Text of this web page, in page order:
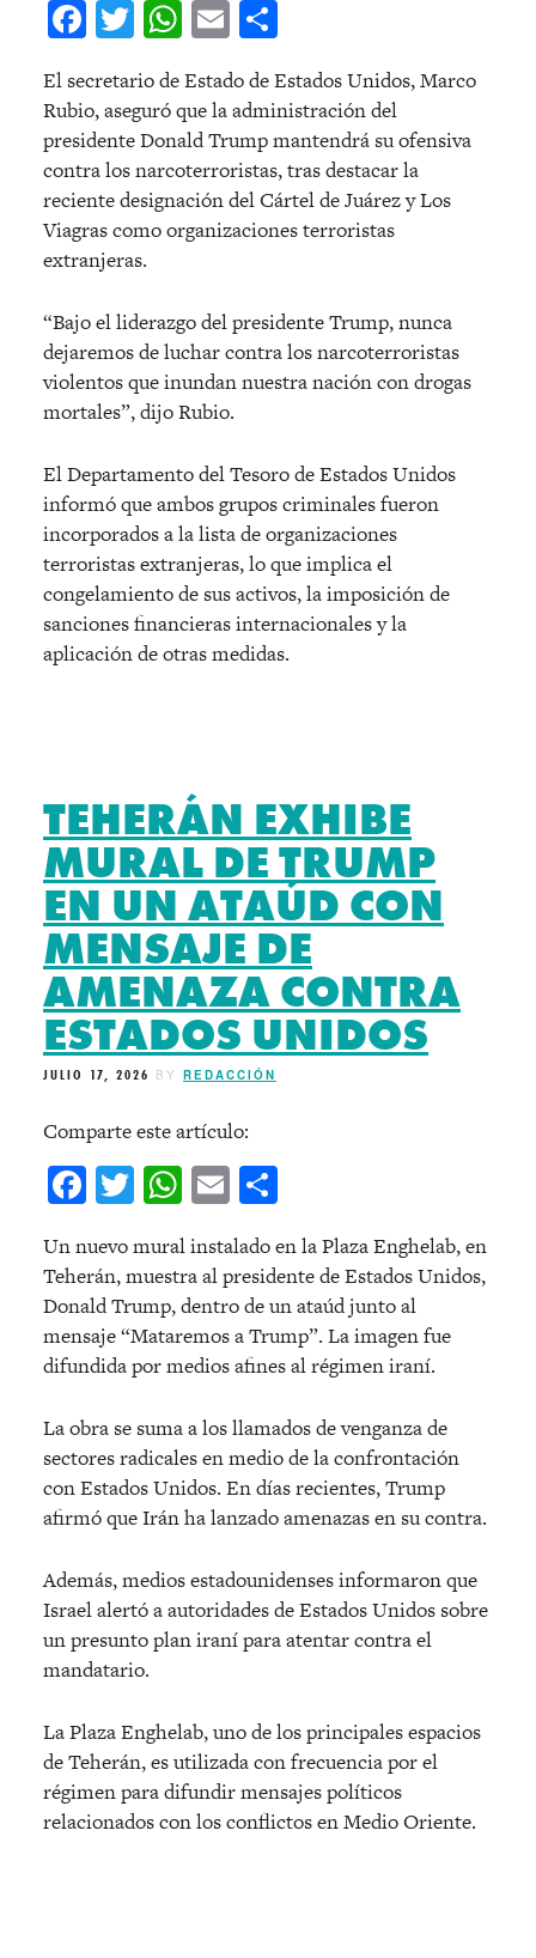
Facebook
Twitter
WhatsApp
Email
El secretario de Estado de Estados Unidos, Marco
Rubio, aseguró que la administración del
presidente Donald Trump mantendrá su ofensiva
contra los narcoterroristas, tras destacar la
reciente designación del Cártel de Juárez y Los
Viagras como organizaciones terroristas
extranjeras.
“Bajo el liderazgo del presidente Trump, nunca
dejaremos de luchar contra los narcoterroristas
violentos que inundan nuestra nación con drogas
mortales”, dijo Rubio.
El Departamento del Tesoro de Estados Unidos
informó que ambos grupos criminales fueron
incorporados a la lista de organizaciones
terroristas extranjeras, lo que implica el
congelamiento de sus activos, la imposición de
sanciones financieras internacionales y la
aplicación de otras medidas.
TEHERÁN EXHIBE
MURAL DE TRUMP
EN UN ATAÚD CON
MENSAJE DE
AMENAZA CONTRA
ESTADOS UNIDOS
JULIO 17, 2026 BY REDACCIÓN
Comparte este artículo:
Facebook
Twitter
WhatsApp
Email
Un nuevo mural instalado en la Plaza Enghelab, en
Teherán, muestra al presidente de Estados Unidos,
Donald Trump, dentro de un ataúd junto al
mensaje “Mataremos a Trump”. La imagen fue
difundida por medios afines al régimen iraní.
La obra se suma a los llamados de venganza de
sectores radicales en medio de la confrontación
con Estados Unidos. En días recientes, Trump
afirmó que Irán ha lanzado amenazas en su contra.
Además, medios estadounidenses informaron que
Israel alertó a autoridades de Estados Unidos sobre
un presunto plan iraní para atentar contra el
mandatario.
La Plaza Enghelab, uno de los principales espacios
de Teherán, es utilizada con frecuencia por el
régimen para difundir mensajes políticos
relacionados con los conflictos en Medio Oriente.